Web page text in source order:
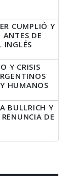
CUMPLIÓ Y
DE
INGLÉS
Y CRISIS
HUMANOS
BULLRICH Y
DE